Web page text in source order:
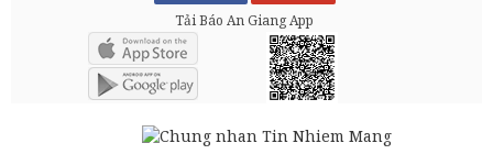
Tải Báo An Giang App